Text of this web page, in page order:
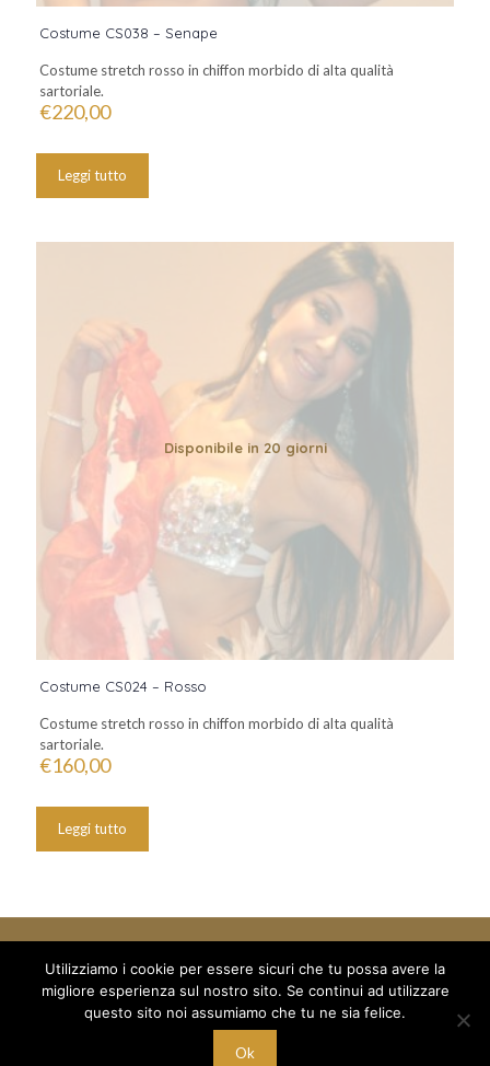
Costume CS038 – Senape
Costume stretch rosso in chiffon morbido di alta qualità
sartoriale.
€220,00
Leggi tutto
Disponibile in 20 giorni
Costume CS024 – Rosso
Costume stretch rosso in chiffon morbido di alta qualità
sartoriale.
€160,00
Leggi tutto
© 2018 Mille e un Sogno di Boboc Ramona Oana - via Arduino 5
/a - C/O Palestra Alexandria
C.F. BBC RNN 78T68 Z129M - P.I. 10221700015
Utilizziamo i cookie per essere sicuri che tu possa avere la
migliore esperienza sul nostro sito. Se continui ad utilizzare
questo sito noi assumiamo che tu ne sia felice.
Ok